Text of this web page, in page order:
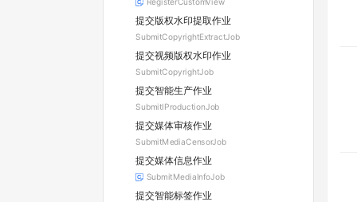
提交版权水印提取作业
SubmitCopyrightExtractJob
提交视频版权水印作业
SubmitCopyrightJob
提交智能生产作业
SubmitIProductionJob
提交媒体审核作业
SubmitMediaCensorJob
提交媒体信息作业
SubmitMediaInfoJob
提交智能标签作业